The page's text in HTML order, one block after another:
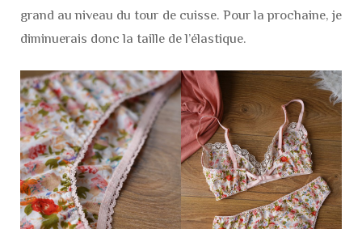
grand au niveau du tour de cuisse. Pour la prochaine, je
diminuerais donc la taille de l’élastique.